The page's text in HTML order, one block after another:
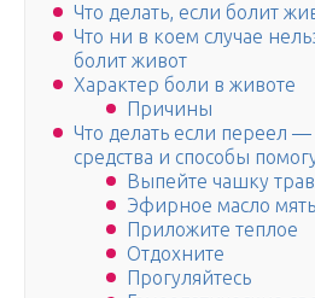
Что делать, если болит
Что ни в коем случае
болит живот
Характер боли в животе
Причины
Что делать если переел
средства и способы
Выпейте чашку
Эфирное масло
Приложите теплое
Отдохните
Прогуляйтесь